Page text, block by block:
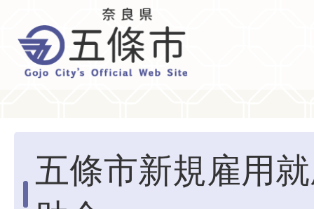
五條市新規雇用